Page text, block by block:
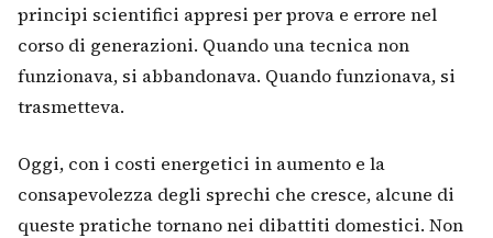
principi scientifici appresi per prova e errore nel
corso di generazioni. Quando una tecnica non
funzionava, si abbandonava. Quando funzionava, si
trasmetteva.
Oggi, con i costi energetici in aumento e la
consapevolezza degli sprechi che cresce, alcune di
queste pratiche tornano nei dibattiti domestici. Non